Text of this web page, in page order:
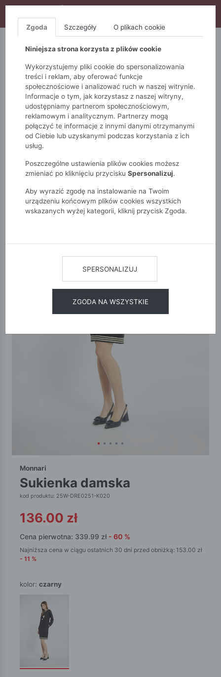
S10), DODATKOWE 15% ZA 3SZT (KOD: S15)
5.10.15. QUIOSQUE
Monnari Zobacz wszystko
Sukienki i kombinezony
Na co dzień
Monnari
sukienka damska
kod produktu: 25W-DRE0251-K020
136.00 zł
Cena pierwotna: 339.99 zł - 60 %
Najniższa cena w ciągu ostatnich 30 dni przed obniżką: 153.00 zł
- 11 %
kolor: czarny
Zgoda Szczegóły O plikach cookie
Niniejsza strona korzysta z plików cookie
Wykorzystujemy pliki cookie do spersonalizowania
treści i reklam, aby oferować funkcje
społecznościowe i analizować ruch w naszej witrynie.
Informacje o tym, jak korzystasz z naszej witryny,
udostępniamy partnerom społecznościowym,
reklamowym i analitycznym. Partnerzy mogą
połączyć te informacje z innymi danymi otrzymanymi
od Ciebie lub uzyskanymi podczas korzystania z ich
usług.
Poszczególne ustawienia plików cookies możesz
zmieniać po kliknięciu przycisku Spersonalizuj.
Aby wyrazić zgodę na instalowanie na Twoim
urządzeniu końcowym plików cookies wszystkich
wskazanych wyżej kategorii, kliknij przycisk Zgoda.
SPERSONALIZUJ
ZGODA NA WSZYSTKIE